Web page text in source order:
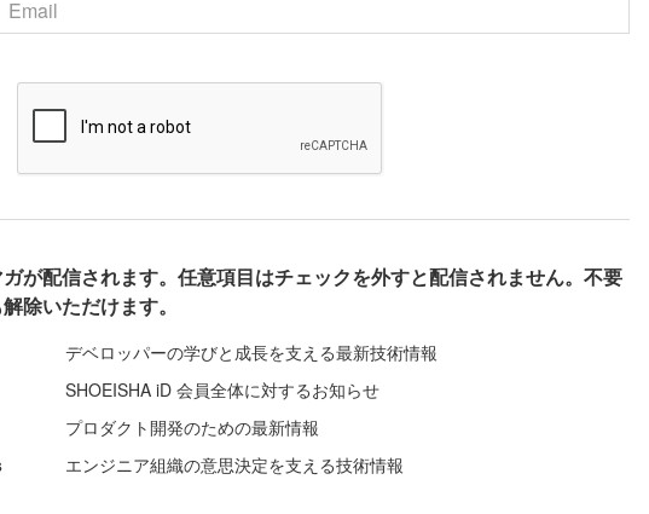
が配信されます。任意項目はチェックを外すと配信されません。不要
除いただけます。
デベロッパーの学びと成長を支える最新技術情報
SHOEISHA iD 会員全体に対するお知らせ
プロダクト開発のための最新情報
エンジニア組織の意思決定を支える技術情報